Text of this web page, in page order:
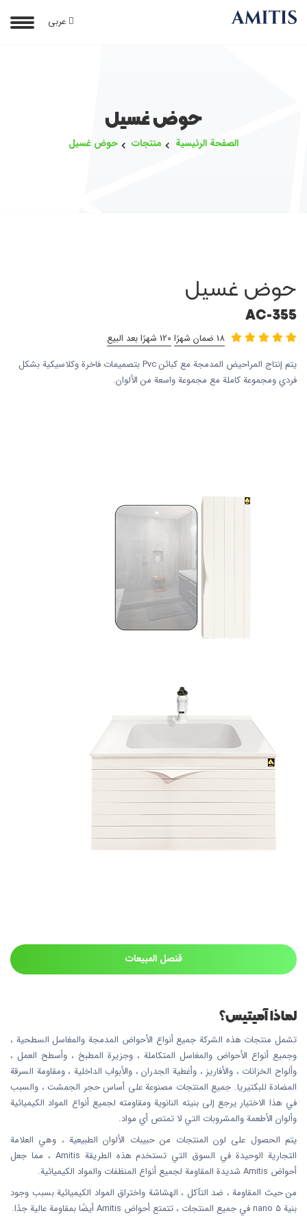
عربی
حوض غسيل
الصفحة الرئيسية منتجات حوض غسيل
حوض غسيل
AC-355
18 ضمان شهرًا
120 شهرًا بعد البيع
يتم إنتاج المراحيض المدمجة مع كبائن Pvc بتصميمات فاخرة وكلاسيكية بشكل
فردي ومجموعة كاملة مع مجموعة واسعة من الألوان.
قنصل المبيعات
لماذا آميتيس؟
تشمل منتجات هذه الشركة جميع أنواع الأحواض المدمجة والمغاسل السطحية ،
وجميع أنواع الأحواض والمغاسل المتكاملة ، وجزيرة المطبخ ، وأسطح العمل ،
وألواح الخزانات ، والأفاريز ، وأغطية الجدران ، والأبواب الداخلية ، ومقاومة السرقة
المضادة للبكتيريا. جميع المنتجات مصنوعة على أساس حجر الجمشت ، والسبب
في هذا الاختيار يرجع إلى بنيته النانوية ومقاومته لجميع أنواع المواد الكيميائية
وألوان الأطعمة والمشروبات التي لا تمتص أي مواد.
يتم الحصول على لون المنتجات من حبيبات الألوان الطبيعية ، وهي العلامة
التجارية الوحيدة في السوق التي تستخدم هذه الطريقة Amitis ، مما جعل
أحواض Amitis شديدة المقاومة لجميع أنواع المنظفات والمواد الكيميائية.
من حيث المقاومة ، ضد التآكل ، الهشاشة واختراق المواد الكيميائية بسبب وجود
بنية nano 5 في جميع المنتجات ، تتمتع أحواض Amitis أيضًا بمقاومة عالية جدًا.